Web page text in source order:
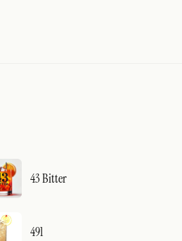
43 Bitter
491